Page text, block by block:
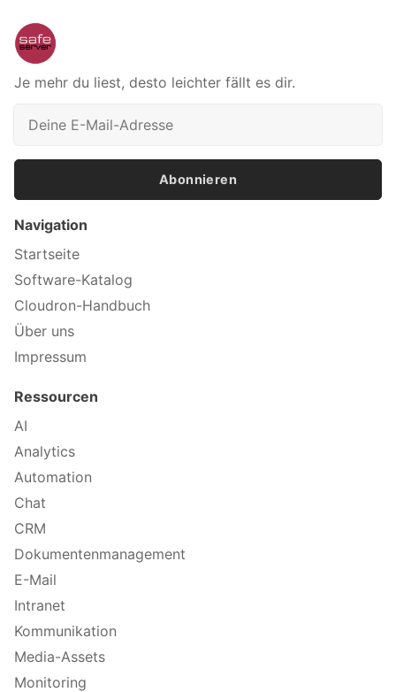
Je mehr du liest, desto leichter fällt es dir.
Abonnieren
Navigation
Startseite
Software-Katalog
Cloudron-Handbuch
Über uns
Impressum
Ressourcen
AI
Analytics
Automation
Chat
CRM
Dokumentenmanagement
E-Mail
Intranet
Kommunikation
Media-Assets
Monitoring